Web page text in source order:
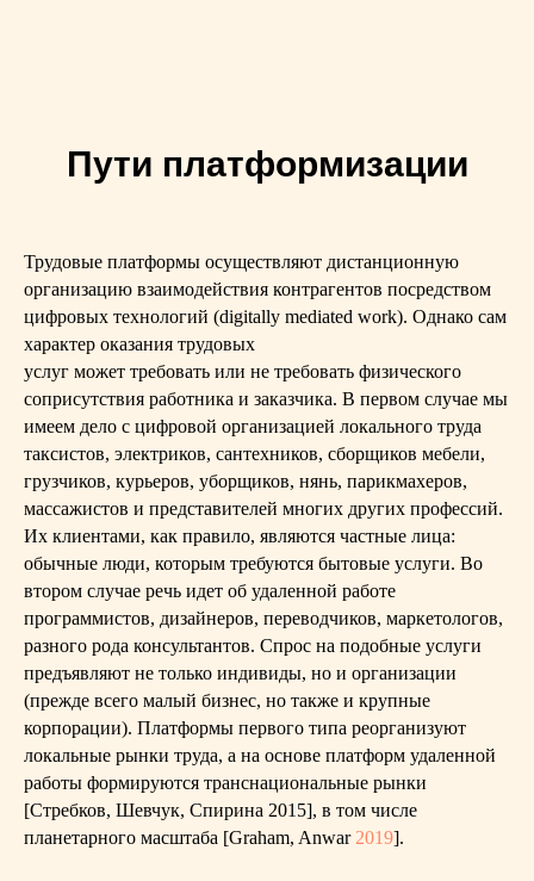
Пути платформизации
Трудовые платформы осуществляют дистанционную
организацию взаимодействия контрагентов посредством
цифровых технологий (digitally mediated work). Однако сам
характер оказания трудовых
услуг может требовать или не требовать физического
соприсутствия работника и заказчика. В первом случае мы
имеем дело с цифровой организацией локального труда
таксистов, электриков, сантехников, сборщиков мебели,
грузчиков, курьеров, уборщиков, нянь, парикмахеров,
массажистов и представителей многих других профессий.
Их клиентами, как правило, являются частные лица:
обычные люди, которым требуются бытовые услуги. Во
втором случае речь идет об удаленной работе
программистов, дизайнеров, переводчиков, маркетологов,
разного рода консультантов. Спрос на подобные услуги
предъявляют не только индивиды, но и организации
(прежде всего малый бизнес, но также и крупные
корпорации). Платформы первого типа реорганизуют
локальные рынки труда, а на основе платформ удаленной
работы формируются транснациональные рынки
[Стребков, Шевчук, Спирина 2015], в том числе
планетарного масштаба [Graham, Anwar 2019].